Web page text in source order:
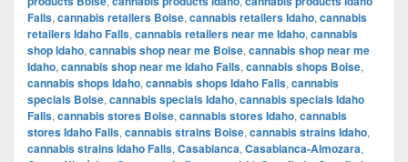
Falls, cannabis retailers Boise, cannabis retailers Idaho, cannabis
retailers Idaho Falls, cannabis retailers near me Idaho, cannabis
shop Idaho, cannabis shop near me Boise, cannabis shop near me
Idaho, cannabis shop near me Idaho Falls, cannabis shops Boise,
cannabis shops Idaho, cannabis shops Idaho Falls, cannabis
specials Boise, cannabis specials Idaho, cannabis specials Idaho
Falls, cannabis stores Boise, cannabis stores Idaho, cannabis
stores Idaho Falls, cannabis strains Boise, cannabis strains Idaho,
cannabis strains Idaho Falls, Casablanca, Casablanca-Almozara,